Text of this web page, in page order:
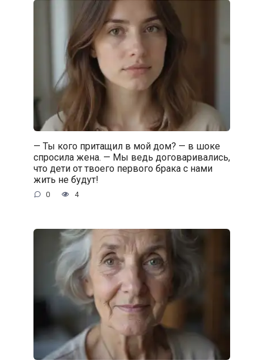
— Ты кого притащил в мой дом? — в шоке
спросила жена. — Мы ведь договаривались,
что дети от твоего первого брака с нами
жить не будут!
0 4